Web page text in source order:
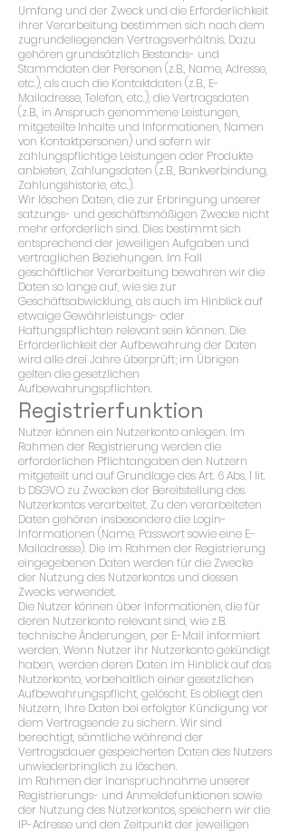
Umfang und der Zweck und die Erforderlichkeit
ihrer Verarbeitung bestimmen sich nach dem
zugrundeliegenden Vertragsverhältnis. Dazu
gehören grundsätzlich Bestands- und
Stammdaten der Personen (z.B., Name, Adresse,
etc.), als auch die Kontaktdaten (z.B., E-
Mailadresse, Telefon, etc.), die Vertragsdaten
(z.B., in Anspruch genommene Leistungen,
mitgeteilte Inhalte und Informationen, Namen
von Kontaktpersonen) und sofern wir
zahlungspflichtige Leistungen oder Produkte
anbieten, Zahlungsdaten (z.B., Bankverbindung,
Zahlungshistorie, etc.).
Wir löschen Daten, die zur Erbringung unserer
satzungs- und geschäftsmäßigen Zwecke nicht
mehr erforderlich sind. Dies bestimmt sich
entsprechend der jeweiligen Aufgaben und
vertraglichen Beziehungen. Im Fall
geschäftlicher Verarbeitung bewahren wir die
Daten so lange auf, wie sie zur
Geschäftsabwicklung, als auch im Hinblick auf
etwaige Gewährleistungs- oder
Haftungspflichten relevant sein können. Die
Erforderlichkeit der Aufbewahrung der Daten
wird alle drei Jahre überprüft; im Übrigen
gelten die gesetzlichen
Aufbewahrungspflichten.
Registrierfunktion
Nutzer können ein Nutzerkonto anlegen. Im
Rahmen der Registrierung werden die
erforderlichen Pflichtangaben den Nutzern
mitgeteilt und auf Grundlage des Art. 6 Abs. 1 lit.
b DSGVO zu Zwecken der Bereitstellung des
Nutzerkontos verarbeitet. Zu den verarbeiteten
Daten gehören insbesondere die Login-
Informationen (Name, Passwort sowie eine E-
Mailadresse). Die im Rahmen der Registrierung
eingegebenen Daten werden für die Zwecke
der Nutzung des Nutzerkontos und dessen
Zwecks verwendet.
Die Nutzer können über Informationen, die für
deren Nutzerkonto relevant sind, wie z.B.
technische Änderungen, per E-Mail informiert
werden. Wenn Nutzer ihr Nutzerkonto gekündigt
haben, werden deren Daten im Hinblick auf das
Nutzerkonto, vorbehaltlich einer gesetzlichen
Aufbewahrungspflicht, gelöscht. Es obliegt den
Nutzern, ihre Daten bei erfolgter Kündigung vor
dem Vertragsende zu sichern. Wir sind
berechtigt, sämtliche während der
Vertragsdauer gespeicherten Daten des Nutzers
unwiederbringlich zu löschen.
Im Rahmen der Inanspruchnahme unserer
Registrierungs- und Anmeldefunktionen sowie
der Nutzung des Nutzerkontos, speichern wir die
IP-Adresse und den Zeitpunkt der jeweiligen